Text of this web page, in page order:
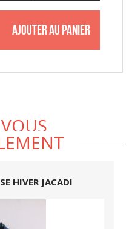
AJOUTER AU PANIER
VOUS
HIVER JACADI